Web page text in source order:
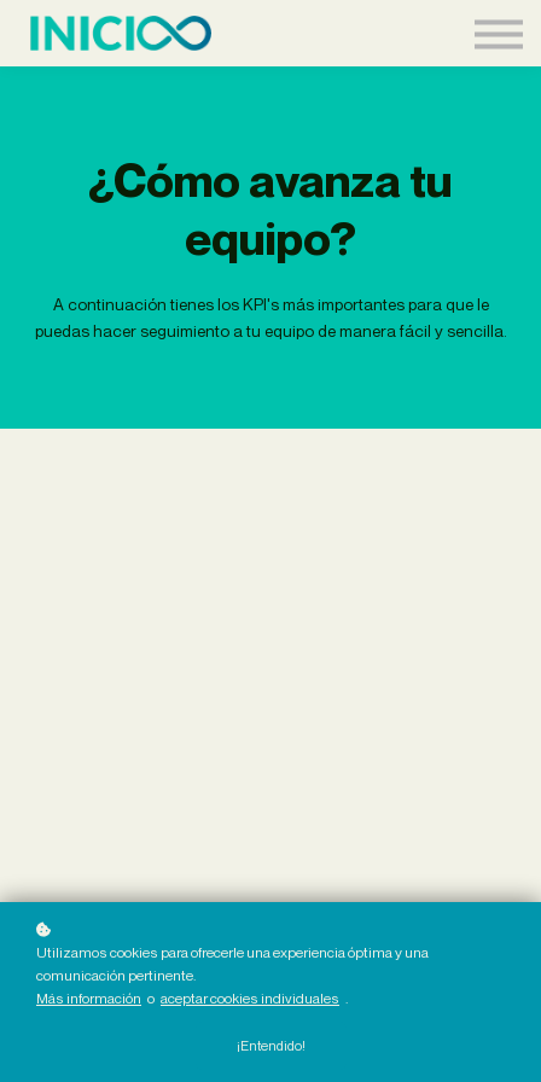
¿Cómo avanza tu
equipo?
A continuación tienes los KPI's más importantes para que le
puedas hacer seguimiento a tu equipo de manera fácil y sencilla.
Utilizamos cookies para ofrecerle una experiencia óptima y una
comunicación pertinente.
Más información o aceptar cookies individuales .
¡Entendido!